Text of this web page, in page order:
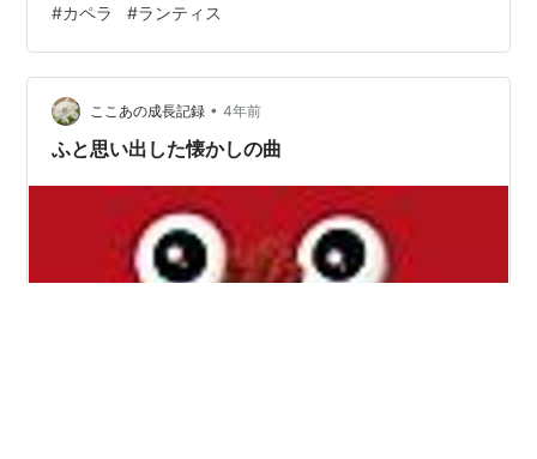
#カペラ #ランティス
ここあの成長記録 • 4年前
ふと思い出した懐かしの曲